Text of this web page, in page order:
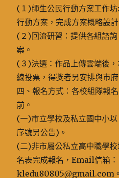
(１)師生公民行動方案工作
行動方案，完成方案概略設計
(２)回流研習：提供各組諮
案。
(３)決選：作品上傳雲端後
線投票，得獎者另安排與巿
四、報名方式：各校組隊報名
前。
(一)市立學校及私立國中小
序號另公告)。
(二)非市屬公私立高中職學
名表完成報名，Email信箱：
kledu80805@gmail.com。